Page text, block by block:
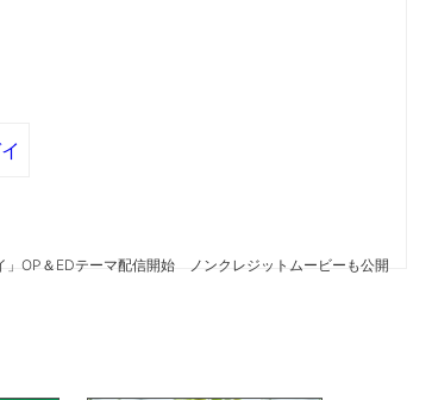
OP＆EDテーマ配信開始 ノンクレジットムービーも公開